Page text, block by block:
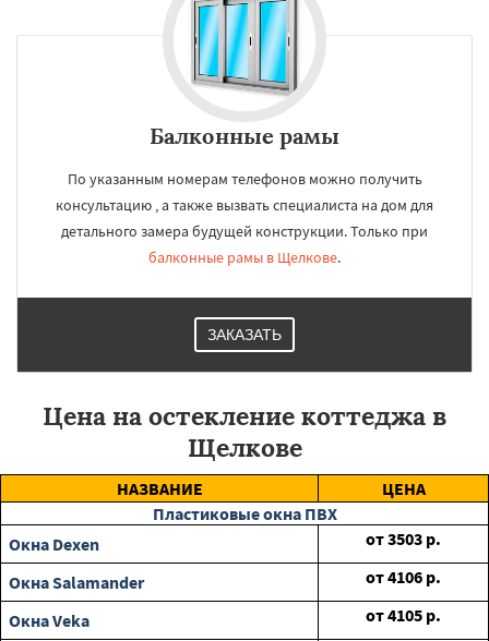
Балконные рамы
По указанным номерам телефонов можно получить
консультацию , а также вызвать специалиста на дом для
детального замера будущей конструкции. Только при
балконные рамы в Щелкове.
ЗАКАЗАТЬ
Цена на остекление коттеджа в
Щелкове
НАЗВАНИЕ
ЦЕНА
Пластиковые окна ПВХ
Окна Dexen
от3503 р.
Окна Salamander
от4106 р.
Окна Veka
от4105 р.